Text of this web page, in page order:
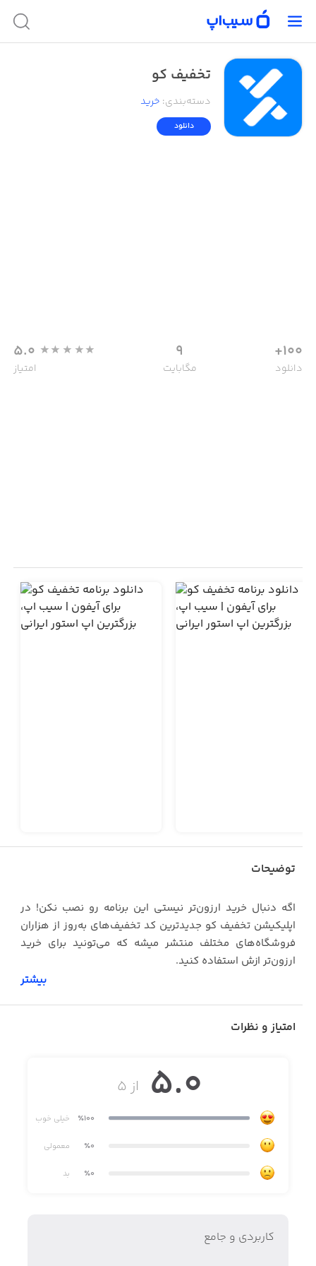
تخفیف کو
دسته‌بندی: خرید
دانلود
100+
دانلود
9
مگابایت
5.0
امتیاز
توضیحات
اگه دنبال خرید ارزون‌تر نیستی این برنامه رو نصب نکن! در
اپلیکیشن تخفیف کو جدیدترین کد تخفیف‌های به‌روز از هزاران
فروشگاه‌های مختلف منتشر میشه که می‌تونید برای خرید
ارزون‌تر ازش استفاده کنید.
شبکه‌های اجتماعی تخفیف کو دنبال کنید.
آدرس وبسایت: www.takhfif.co
بیشتر
امتیاز و نظرات
از ۵ 5.0
٪100 خیلی خوب
٪0 معمولی
٪0 بد
کاربردی و جامع